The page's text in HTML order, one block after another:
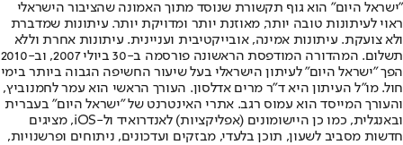
"ישראל היום" הוא גוף תקשורת שנוסד מתוך האמונה שהציבור הישראלי
ראוי לעיתונות טובה יותר, מאוזנת יותר ומדויקת יותר. עיתונות שמדברת
ולא צועקת. עיתונות אמינה, אובייקטיבית ועניינית. עיתונות אחרת וללא
תשלום. המהדורה המודפסת הראשונה פורסמה ב-30 ביולי 2007, וב-2010
הפך "ישראל היום" לעיתון הישראלי בעל שיעור החשיפה הגבוה ביותר בימי
חול. מו"ל העיתון היא ד"ר מרים אדלסון. העורך הראשי הוא עמר לחמנוביץ,
והעורך המייסד הוא עמוס רגב. אתרי האינטרנט של "ישראל היום" בעברית
ובאנגלית, כמו כן היישומונים (אפליקציות) לאנדרואיד ול-iOS, מציגים
חדשות מסביב לשעון, תוכן בלעדי, מבזקים ועדכונים, ניתוחים ופרשנויות,